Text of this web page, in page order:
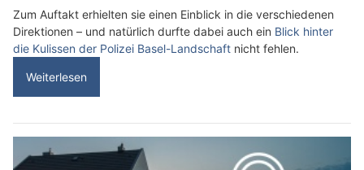
Zum Auftakt erhielten sie einen Einblick in die verschiedenen
Direktionen – und natürlich durfte dabei auch ein Blick hinter
die Kulissen der Polizei Basel-Landschaft nicht fehlen.
Weiterlesen